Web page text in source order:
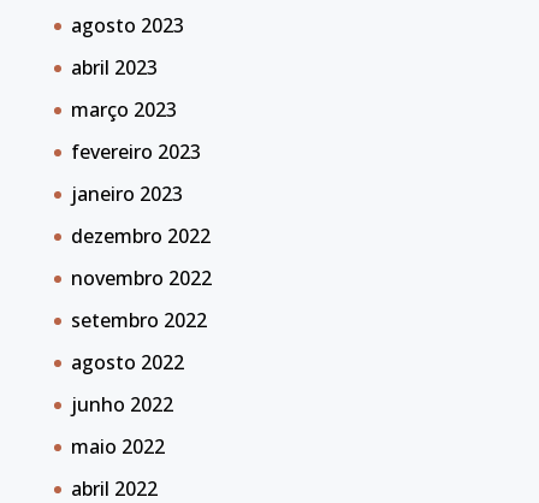
agosto 2023
abril 2023
março 2023
fevereiro 2023
janeiro 2023
dezembro 2022
novembro 2022
setembro 2022
agosto 2022
junho 2022
maio 2022
abril 2022